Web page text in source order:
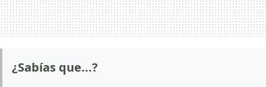
¿Sabías que...?